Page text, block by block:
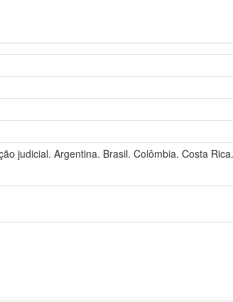
judicial. Argentina. Brasil. Colômbia. Costa